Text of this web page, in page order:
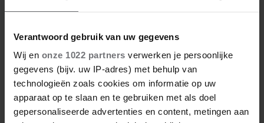
Verantwoord gebruik van uw gegevens
Wij en onze 1022 partners verwerken je persoonlijke
gegevens (bijv. uw IP-adres) met behulp van
technologieën zoals cookies om informatie op uw
apparaat op te slaan en te gebruiken met als doel
gepersonaliseerde advertenties en content, metingen aan
28 april 2026
DÍT ZIJN FAVORIETE
RESTAURANTS VAN ELOISE